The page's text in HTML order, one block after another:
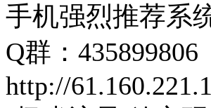
手机强烈推荐系
Q群：435899806
http://